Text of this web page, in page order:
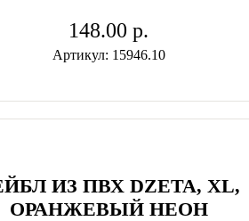
148.00 p.
Артикул: 15946.10
ИЗ ПВХ DZETA, ХL,
ОРАНЖЕВЫЙ НЕОН